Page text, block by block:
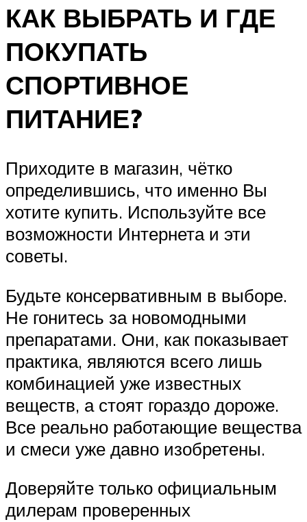
КАК ВЫБРАТЬ И ГДЕ
ПОКУПАТЬ
СПОРТИВНОЕ
ПИТАНИЕ?
Приходите в магазин, чётко
определившись, что именно Вы
хотите купить. Используйте все
возможности Интернета и эти
советы.
Будьте консервативным в выборе.
Не гонитесь за новомодными
препаратами. Они, как показывает
практика, являются всего лишь
комбинацией уже известных
веществ, а стоят гораздо дороже.
Все реально работающие вещества
и смеси уже давно изобретены.
Доверяйте только официальным
дилерам проверенных